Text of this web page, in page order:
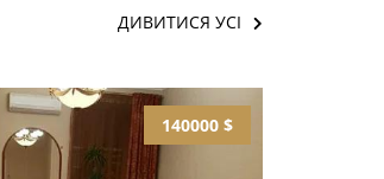
ДИВИТИСЯ УСІ
140000 $